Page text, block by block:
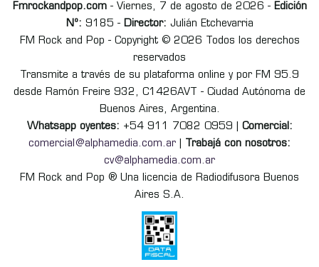
Fmrockandpop.com- Viernes, 7 de agosto de 2026 - Edición
Nº: 9185 - Director: Julián Etchevarria
FM Rock and Pop - Copyright © 2026 Todos los derechos
reservados
Transmite a través de su plataforma online y por FM 95.9
desde Ramón Freire 932, C1426AVT - Ciudad Autónoma de
Buenos Aires, Argentina.
Whatsapp oyentes: +54 911 7082 0959 | Comercial:
comercial@alphamedia.com.ar
Trabajá con nosotros:
cv@alphamedia.com.ar
FM Rock and Pop ® Una licencia de Radiodifusora Buenos
Aires S.A.